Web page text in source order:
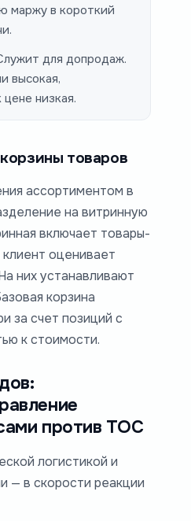
маржу в короткий
для допродаж.
высокая,
низкая.
товаров
ассортиментом в
на витринную
включает товары-
оценивает
них устанавливают
корзина
за счет позиций с
к стоимости.
против ТОС
логистикой и
— в скорости реакции